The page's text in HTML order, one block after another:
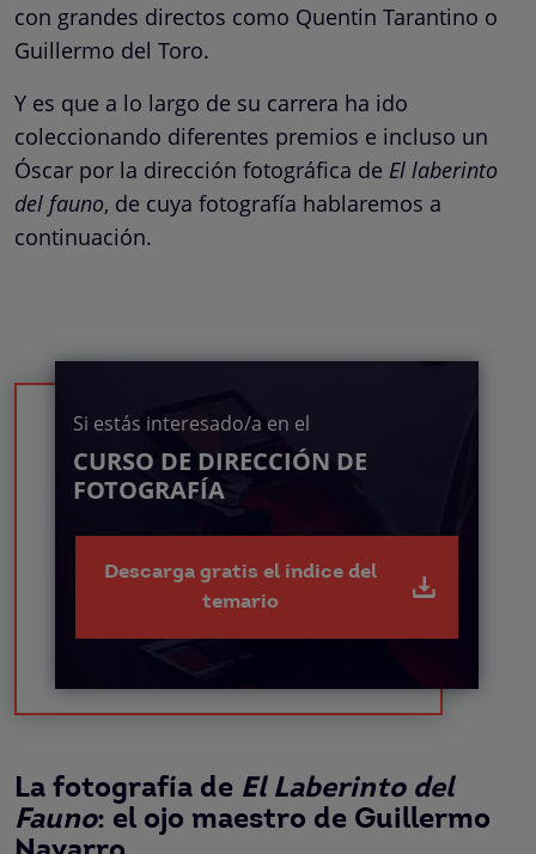
con grandes directos como Quentin Tarantino o
Guillermo del Toro.
Y es que a lo largo de su carrera ha ido
coleccionando diferentes premios e incluso un
Óscar por la dirección fotográfica de El laberinto
del fauno, de cuya fotografía hablaremos a
continuación.
Si estás interesado/a en el
CURSO DE DIRECCIÓN DE
FOTOGRAFÍA
Descarga gratis el índice del
temario
La fotografía de El Laberinto del
Fauno: el ojo maestro de Guillermo